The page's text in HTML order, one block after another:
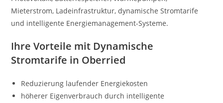
Mieterstrom, Ladeinfrastruktur, dynamische Stromtarife
und intelligente Energiemanagement-Systeme.
Ihre Vorteile mit Dynamische
Stromtarife in Oberried
Reduzierung laufender Energiekosten
höherer Eigenverbrauch durch intelligente